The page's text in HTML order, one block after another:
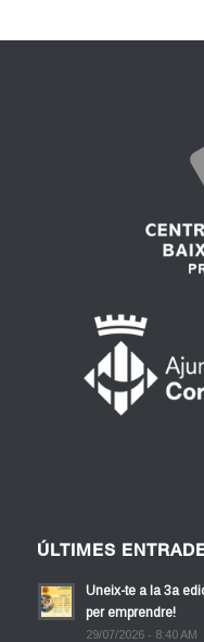
ÚLTIMES
Uneix-te a la 3a
per emprendre!
29/07/2026 - 8:40 AM